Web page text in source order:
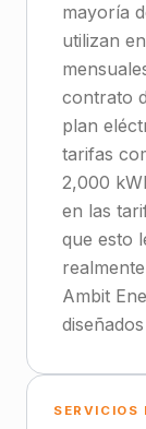
mayoría
utilizan
contrato
plan
tarifas
2,000
en las
que esto
Ambit
SERVICIOS